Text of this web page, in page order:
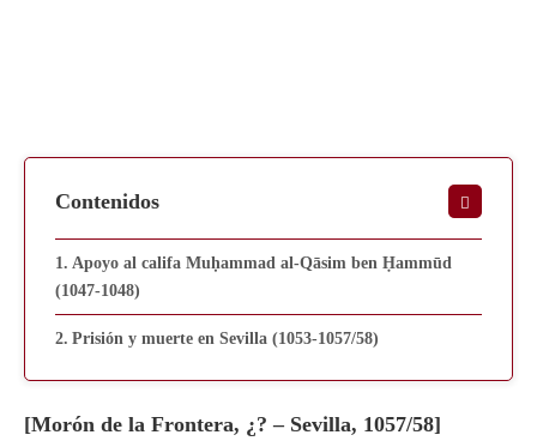
Contenidos
Apoyo al califa Muḥammad al-Qāsim ben Ḥammūd
(1047-1048)
Prisión y muerte en Sevilla (1053-1057/58)
[Morón de la Frontera, ¿? – Sevilla, 1057/58]